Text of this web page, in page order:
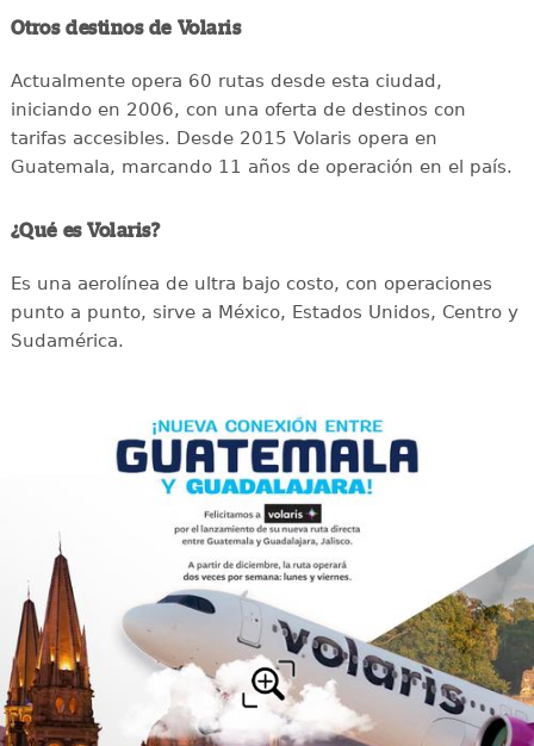
Otros destinos de Volaris
Actualmente opera 60 rutas desde esta ciudad,
iniciando en 2006, con una oferta de destinos con
tarifas accesibles. Desde 2015 Volaris opera en
Guatemala, marcando 11 años de operación en el país.
¿Qué es Volaris?
Es una aerolínea de ultra bajo costo, con operaciones
punto a punto, sirve a México, Estados Unidos, Centro y
Sudamérica.